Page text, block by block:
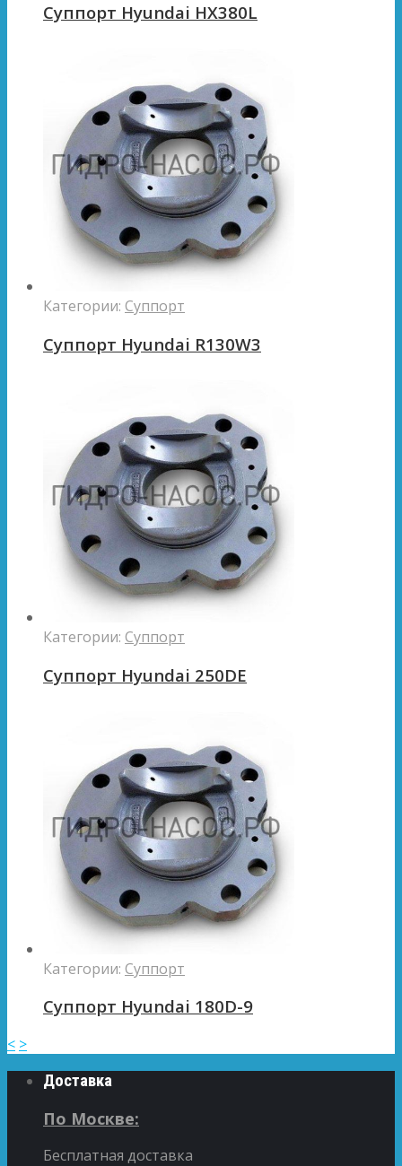
Суппорт Hyundai HX380L
Категории: Суппорт
Суппорт Hyundai R130W3
Категории: Суппорт
Суппорт Hyundai 250DE
Категории: Суппорт
Суппорт Hyundai 180D-9
< >
Доставка
По Москве:
Бесплатная доставка